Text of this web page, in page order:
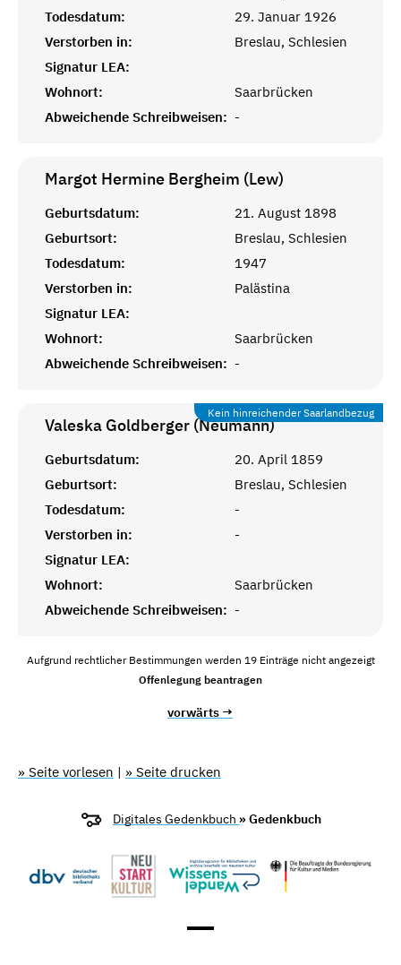
Todesdatum:
29. Januar 1926
Verstorben in:
Breslau, Schlesien
Signatur LEA:
Wohnort:
Saarbrücken
Abweichende Schreibweisen: -
Margot Hermine Bergheim (Lew)
Geburtsdatum:
21. August 1898
Geburtsort:
Breslau, Schlesien
Todesdatum:
1947
Verstorben in:
Palästina
Signatur LEA:
Wohnort:
Saarbrücken
Abweichende Schreibweisen: -
Kein hinreichender Saarlandbezug
Valeska Goldberger (Neumann)
Geburtsdatum:
20. April 1859
Geburtsort:
Breslau, Schlesien
Todesdatum:
-
Verstorben in:
-
Signatur LEA:
Wohnort:
Saarbrücken
Abweichende Schreibweisen: -
Aufgrund rechtlicher Bestimmungen werden 19 Einträge nicht angezeigt
Offenlegung beantragen
vorwärts →
» Seite vorlesen | » Seite drucken
Digitales Gedenkbuch » Gedenkbuch